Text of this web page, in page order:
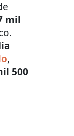
mil
,
500